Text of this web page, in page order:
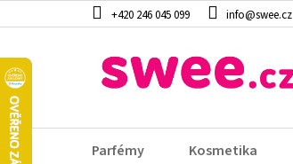
na
+420 246 045 099 info@swee.cz
Parfémy Kosmetika